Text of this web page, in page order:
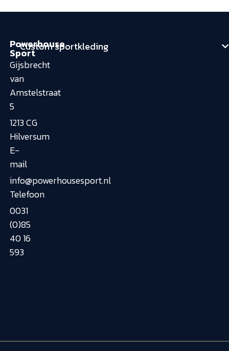
Powerhouse
Sport
Gijsbrecht
van
Amstelstraat
5
1213 CG
Hilversum
E-
mail
info@powerhousesport.nl
Telefoon
0031
(0)85
40 16
593
Custom sportkleding